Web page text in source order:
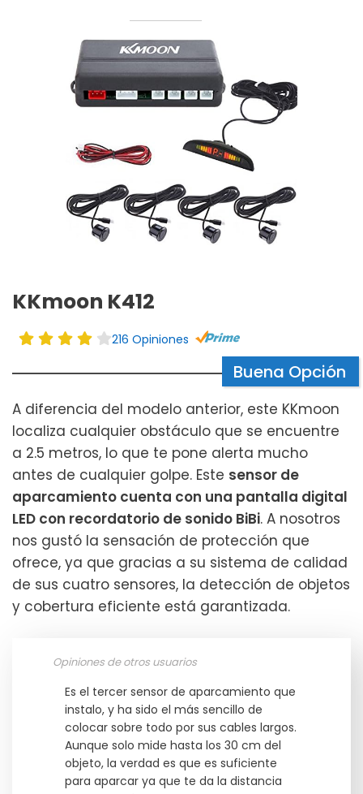
KKmoon K412
216 Opiniones
Buena Opción
A diferencia del modelo anterior, este KKmoon
localiza cualquier obstáculo que se encuentre
a 2.5 metros, lo que te pone alerta mucho
antes de cualquier golpe. Este sensor de
aparcamiento cuenta con una pantalla digital
LED con recordatorio de sonido BiBi. A nosotros
nos gustó la sensación de protección que
ofrece, ya que gracias a su sistema de calidad
de sus cuatro sensores, la detección de objetos
y cobertura eficiente está garantizada.
Opiniones de otros usuarios
Es el tercer sensor de aparcamiento que
instalo, y ha sido el más sencillo de
colocar sobre todo por sus cables largos.
Aunque solo mide hasta los 30 cm del
objeto, la verdad es que es suficiente
para aparcar ya que te da la distancia